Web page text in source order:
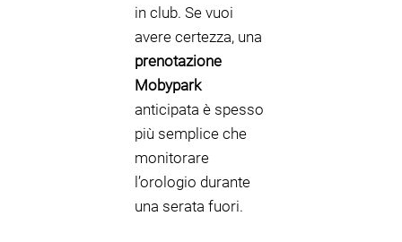
in club. Se vuoi
avere certezza, una
prenotazione
Mobypark
anticipata è spesso
più semplice che
monitorare
l’orologio durante
una serata fuori.